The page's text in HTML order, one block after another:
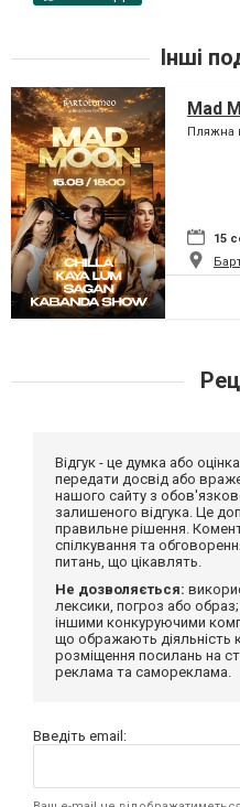
Інші
Mad
Пляжна
15
Відгук - це думка або
передати досвід або
нашого сайту з
залишеного відгука. Це
правильне рішення.
спілкування та
питань, що цікавлять.
Не дозволяється:
лексики, погроз або
іншими конкуруючими
що ображають діяльність
розміщення посилань на
реклама та самореклама.
Введіть email: